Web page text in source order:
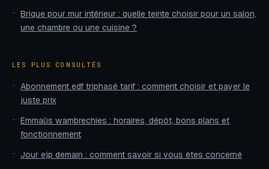
Brique pour mur intérieur : quelle teinte choisir pour un salon,
une chambre ou une cuisine ?
LES PLUS CONSULTÉS
Abonnement edf triphasé tarif : comment choisir et payer le
juste prix
Emmaüs wambrechies : horaires, dépôt, bons plans et
fonctionnement
Jour ejp demain : comment savoir si vous êtes concerné